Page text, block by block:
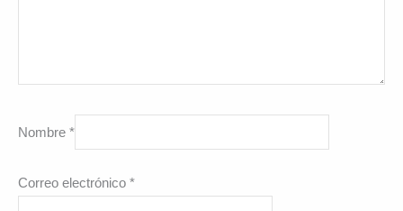
Nombre *
Correo electrónico *